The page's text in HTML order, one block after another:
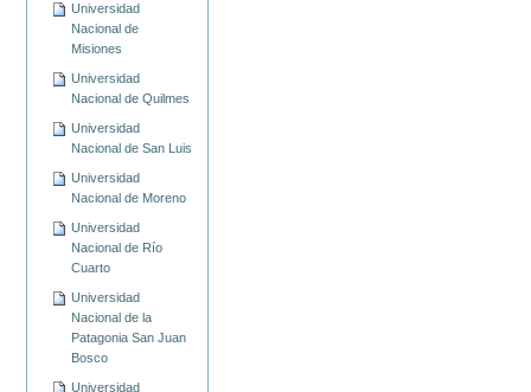
Universidad
Nacional de
Misiones
Universidad
Nacional de Quilmes
Universidad
Nacional de San Luis
Universidad
Nacional de Moreno
Universidad
Nacional de Río
Cuarto
Universidad
Nacional de la
Patagonia San Juan
Bosco
Universidad